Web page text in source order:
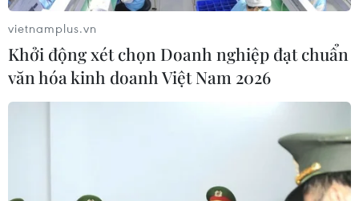
Khai mạc Olympic Vật lý châu Á lần thứ 19
vietnamplus.vn
Khởi động xét chọn Doanh nghiệp đạt chuẩn
văn hóa kinh doanh Việt Nam 2026